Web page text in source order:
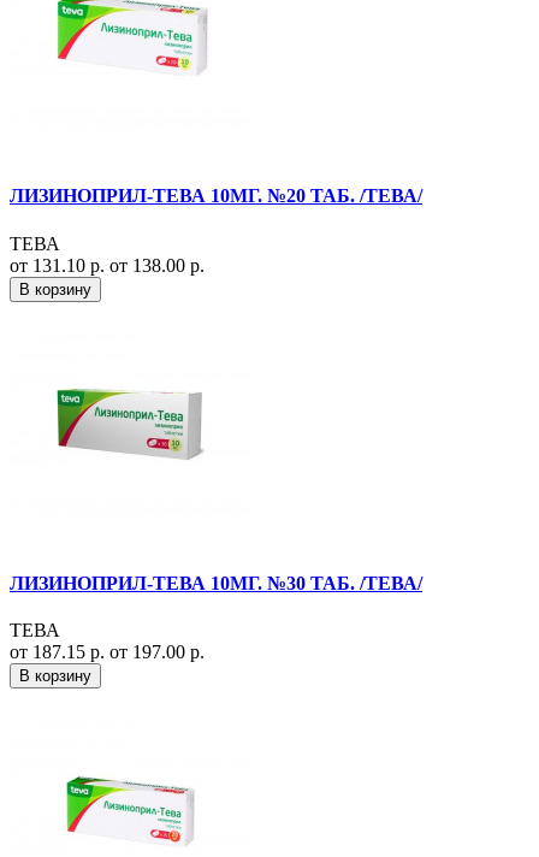
ЛИЗИНОПРИЛ-ТЕВА 10МГ. №20 ТАБ. /ТЕВА/
ТЕВА
от 131.10 р. от 138.00 р.
В корзину
ЛИЗИНОПРИЛ-ТЕВА 10МГ. №30 ТАБ. /ТЕВА/
ТЕВА
от 187.15 р. от 197.00 р.
В корзину